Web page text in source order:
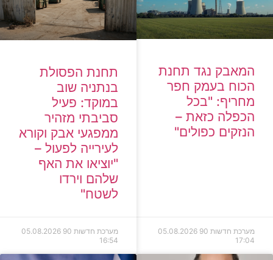
המאבק נגד תחנת
הכוח בעמק חפר
מחריף: "בכל
הכפלה כזאת –
הנזקים כפולים"
מערכת חדשות 90
05.08.2026
17:04
תחנת הפסולת
בנתניה שוב
במוקד: פעיל
סביבתי מזהיר
ממפגעי אבק וקורא
לעירייה לפעול –
"יוציאו את האף
שלהם וירדו
לשטח"
מערכת חדשות 90
05.08.2026
16:54